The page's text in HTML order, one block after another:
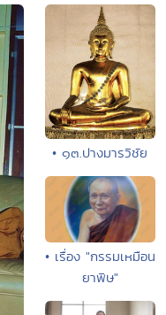
• ๑๓.ปางมารวิชัย
• เรื่อง "กรรมเหมือน
ยาพิษ"